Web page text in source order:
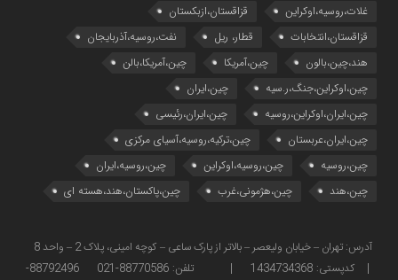
غلات،روسیه،اوکراین
قزاقستان،ازبکستان
قزاقستان،انتخابات
قطار، ریل
نفت،روسیه،آذربایجان
هند،چین،بالون
چین،آمریکا
چین،آمریکا،بالن
چین،اوکراین،جنگ،ر.سیه
چین،ایران
چین،ایران،اوکراین،روسیه
چین،ایران،رئیسی
چین،ایران،عربستان
چین،ترکیه،روسیه،آسیای مرکزی
چین،روسیه
چین،روسیه،اوکراین
چین،روسیه،ایران
چین،هند
چین،هژمونی،غرب چین،پاکستان،هند،هسته ای
| کدپستی: 1434734368 | تلفن: 88770586-021 88792496-